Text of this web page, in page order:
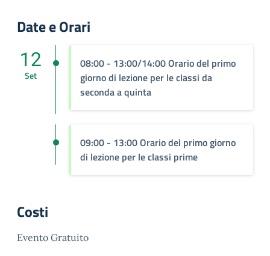
Date e Orari
08:00 - 13:00/14:00 Orario del primo
giorno di lezione per le classi da
seconda a quinta
12
Set
09:00 - 13:00 Orario del primo giorno
di lezione per le classi prime
Costi
Evento Gratuito